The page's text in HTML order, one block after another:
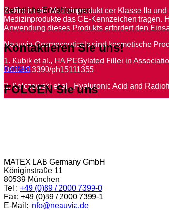
Zaffiro ist ein Medizinprodukt der Klasse IIa
Medizinprodukte das CE-Kennzeichen tragen.
Anwendung dieses Produkts erfordert den
Neauvia Cosmeceuticals sind kosmetische
1. Kubik et al., HA PEGylated Filler in
DOI: 10.3390/ph15111355
2. Kolczewski et al., Hyaluronic Acid and
Rechtliche Erwähnungen
KontaktierenSie uns!
Kontakt
FOLGENSie uns
MATEX LAB Germany GmbH
Königinstraße 11
80539 München
Tel.: +49 (0)89 / 2000 7399-0
Fax: +49 (0)89 / 2000 7399-1
E-Mail: info@neauvia.de